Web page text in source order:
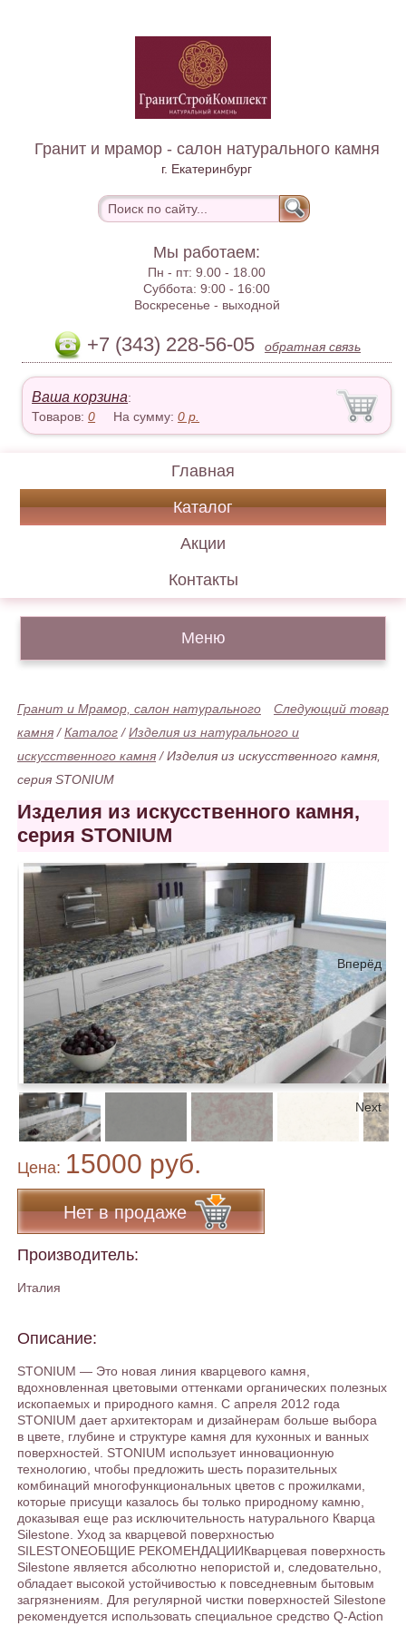
Гранит и мрамор - салон натурального камня
г. Екатеринбург
Мы работаем:
Пн - пт:9.00 - 18.00
Суббота:9:00 - 16:00
Воскресенье - выходной
+7 (343) 228-56-05 обратная связь
Ваша корзина:
Товаров:0 На сумму:0 р.
Главная
Каталог
Акции
Контакты
Меню
Следующий товар
Гранит и Мрамор, салон натурального
камня /Каталог /Изделия из натурального и
искусственного камня /Изделия из искусственного камня,
серия STONIUM
Изделия из искусственного камня,
серия STONIUM
Вперёд
Next
Цена: 15000 руб.
Нет в продаже
Производитель:
Италия
Описание:
STONIUM — Это новая линия кварцевого камня,
вдохновленная цветовыми оттенками органических полезных
ископаемых и природного камня. С апреля 2012 года
STONIUM дает архитекторам и дизайнерам больше выбора
в цвете, глубине и структуре камня для кухонных и ванных
поверхностей. STONIUM использует инновационную
технологию, чтобы предложить шесть поразительных
комбинаций многофункциональных цветов с прожилками,
которые присущи казалось бы только природному камню,
доказывая еще раз исключительность натурального Кварца
Silestone. Уход за кварцевой поверхностью
SILESTONEОБЩИЕ РЕКОМЕНДАЦИИКварцевая поверхность
Silestone является абсолютно непористой и, следовательно,
обладает высокой устойчивостью к повседневным бытовым
загрязнениям. Для регулярной чистки поверхностей Silestone
рекомендуется использовать специальное средство Q-Action